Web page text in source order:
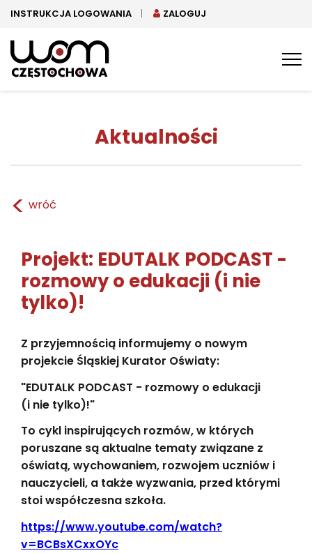
INSTRUKCJA LOGOWANIA ZALOGUJ
Aktualności
< wróć
Projekt: EDUTALK PODCAST -
rozmowy o edukacji (i nie
tylko)!
Z przyjemnością informujemy o nowym
projekcie Śląskiej Kurator Oświaty:
"EDUTALK PODCAST - rozmowy o edukacji
(i nie tylko)!"
To cykl inspirujących rozmów, w których
poruszane są aktualne tematy związane z
oświatą, wychowaniem, rozwojem uczniów i
nauczycieli, a także wyzwania, przed którymi
stoi współczesna szkoła.
https://www.youtube.com/watch?
v=BCBsXCxxOYc